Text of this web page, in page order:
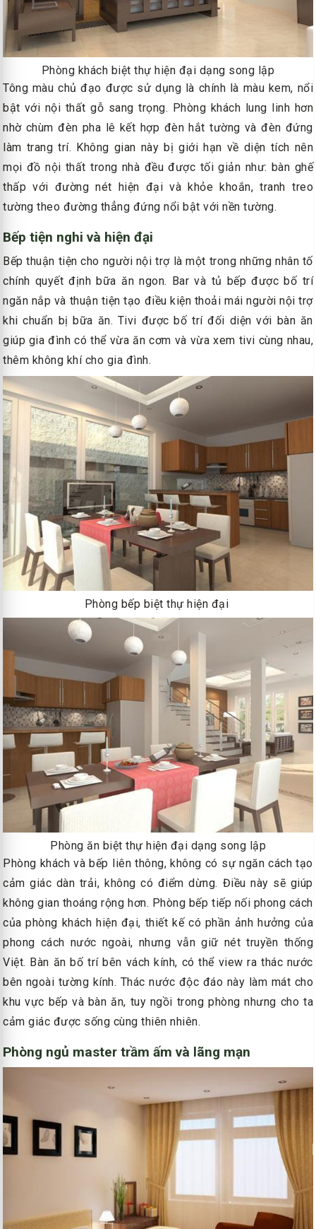
Phòng khách biệt thự hiện đại dạng song lập
Tông màu chủ đạo được sử dụng là chính là màu kem, nổi
bật với nội thất gỗ sang trọng. Phòng khách lung linh hơn
nhờ chùm đèn pha lê kết hợp đèn hắt tường và đèn đứng
làm trang trí. Không gian này bị giới hạn về diện tích nên
mọi đồ nội thất trong nhà đều được tối giản như: bàn ghế
thấp với đường nét hiện đại và khỏe khoắn, tranh treo
tường theo đường thẳng đứng nổi bật với nền tường.
Bếp tiện nghi và hiện đại
Bếp thuận tiện cho người nội trợ là một trong những nhân tố
chính quyết định bữa ăn ngon. Bar và tủ bếp được bố trí
ngăn nắp và thuận tiện tạo điều kiện thoải mái người nội trợ
khi chuẩn bị bữa ăn. Tivi được bố trí đối diện với bàn ăn
giúp gia đình có thể vừa ăn cơm và vừa xem tivi cùng nhau,
thêm không khí cho gia đình.
Phòng bếp biệt thự hiện đại
Phòng ăn biệt thự hiện đại dạng song lập
Phòng khách và bếp liên thông, không có sự ngăn cách tạo
cảm giác dàn trải, không có điểm dừng. Điều này sẽ giúp
không gian thoáng rộng hơn. Phòng bếp tiếp nối phong cách
của phòng khách hiện đại, thiết kế có phần ảnh hưởng của
phong cách nước ngoài, nhưng vẫn giữ nét truyền thống
Việt. Bàn ăn bố trí bên vách kính, có thể view ra thác nước
bên ngoài tường kính. Thác nước độc đáo này làm mát cho
khu vực bếp và bàn ăn, tuy ngồi trong phòng nhưng cho ta
cảm giác được sống cùng thiên nhiên.
Phòng ngủ master trầm ấm và lãng mạn